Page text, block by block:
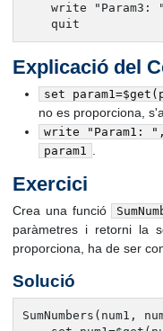
write "Param3:
    quit
Explicació del
set
no es proporciona,
write "Param1:
param1
Exercici
Crea una funció
paràmetres i retorni la
proporciona, ha de ser
Solució
SumNumbers(num1,